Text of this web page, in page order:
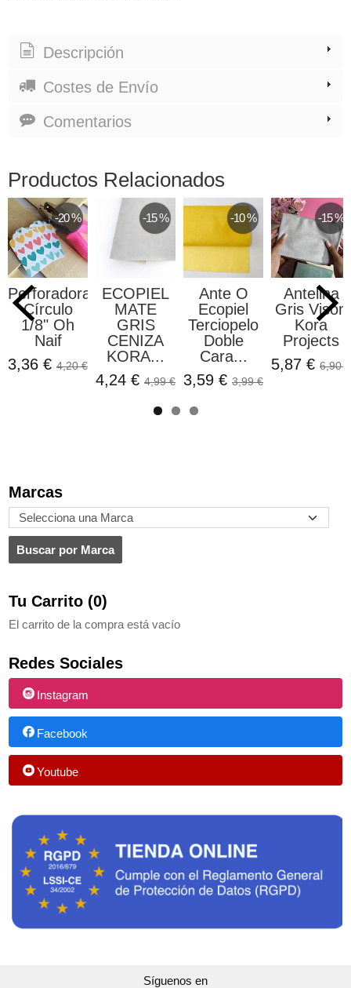
Marcas
Tu Carrito (0)
El carrito de la compra está vacío
Redes Sociales
Instagram
Facebook
Youtube
Descripción
Costes de Envío
Comentarios
Productos Relacionados
-20 %
Perforadora
Círculo
1/8" Oh
Naif
3,36 € 4,20 €
-15 %
ECOPIEL
MATE
GRIS
CENIZA
KORA...
4,24 € 4,99 €
-10 %
Ante O
Ecopiel
Terciopelo
Doble
Cara...
3,59 € 3,99 €
-15 %
Antelina
Gris Visón
Kora
Projects
5,87 € 6,90 €
Síguenos en